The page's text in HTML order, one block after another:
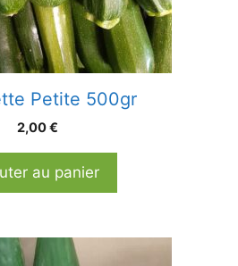
Petite 500gr
2,00€
au panier